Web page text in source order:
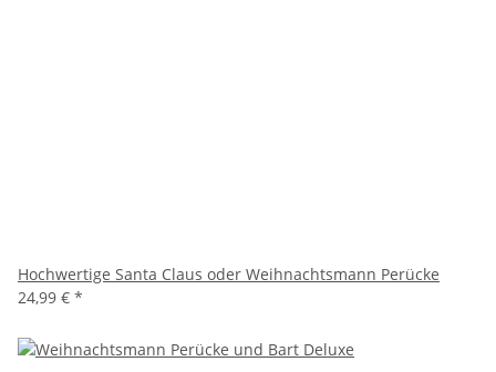
Hochwertige Santa Claus oder Weihnachtsmann Perücke
24,99 € *